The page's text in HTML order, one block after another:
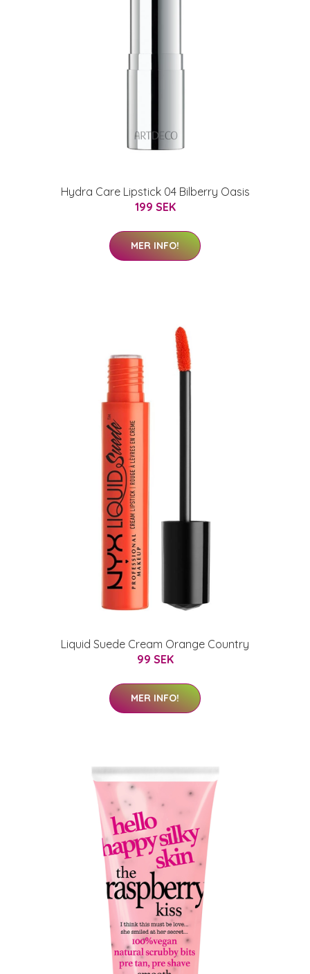
Hydra Care Lipstick 04 Bilberry Oasis
199 SEK
MER INFO!
Liquid Suede Cream Orange Country
99 SEK
MER INFO!